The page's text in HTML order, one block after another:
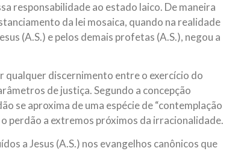
responsabilidade ao estado laico. De maneira
da lei mosaica, quando na realidade
(A.S.) e pelos demais profetas (A.S.), negou a
qualquer discernimento entre o exercício do
de justiça. Segundo a concepção
se aproxima de uma espécie de “contemplação
perdão a extremos próximos da irracionalidade.
a Jesus (A.S.) nos evangelhos canônicos que